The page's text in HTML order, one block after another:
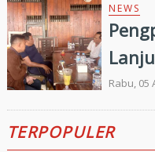
NEWS
dan
Rabu, 05
TERPOPULER